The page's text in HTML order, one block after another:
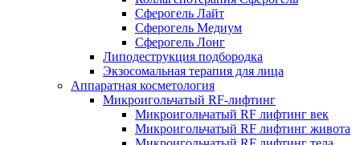
Сферогель Лайт
Сферогель Медиум
Сферогель Лонг
Липодеструкция подбородка
Экзосомальная терапия для лица
Аппаратная косметология
Микроигольчатый RF-лифтинг
Микроигольчатый RF лифтинг век
Микроигольчатый RF лифтинг живота